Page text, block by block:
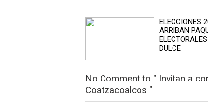
ELECCIONES
ARRIBAN
DULCE
No Comment to " Invitan a
Coatzacoalcos "